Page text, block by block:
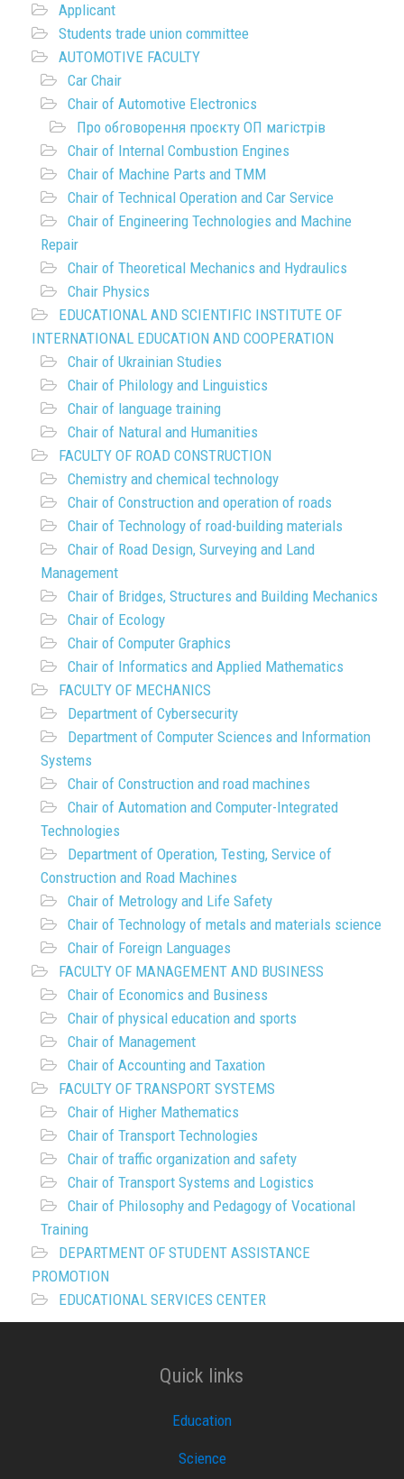
Applicant
Students trade union committee
AUTOMOTIVE FACULTY
Car Chair
Chair of Automotive Electronics
Про обговорення проєкту ОП магістрів
Chair of Internal Combustion Engines
Chair of Machine Parts and TMM
Chair of Technical Operation and Car Service
Chair of Engineering Technologies and Machine
Repair
Chair of Theoretical Mechanics and Hydraulics
Chair Physics
EDUCATIONAL AND SCIENTIFIC INSTITUTE OF
INTERNATIONAL EDUCATION AND COOPERATION
Chair of Ukrainian Studies
Chair of Philology and Linguistics
Chair of language training
Chair of Natural and Humanities
FACULTY OF ROAD CONSTRUCTION
Chemistry and chemical technology
Chair of Construction and operation of roads
Chair of Technology of road-building materials
Chair of Road Design, Surveying and Land
Management
Chair of Bridges, Structures and Building Mechanics
Chair of Ecology
Chair of Computer Graphics
Chair of Informatics and Applied Mathematics
FACULTY OF MECHANICS
Department of Cybersecurity
Department of Computer Sciences and Information
Systems
Chair of Construction and road machines
Chair of Automation and Computer-Integrated
Technologies
Department of Operation, Testing, Service of
Construction and Road Machines
Chair of Metrology and Life Safety
Chair of Technology of metals and materials science
Chair of Foreign Languages
FACULTY OF MANAGEMENT AND BUSINESS
Chair of Economics and Business
Chair of physical education and sports
Chair of Management
Chair of Accounting and Taxation
FACULTY OF TRANSPORT SYSTEMS
Chair of Higher Mathematics
Chair of Transport Technologies
Chair of traffic organization and safety
Chair of Transport Systems and Logistics
Chair of Philosophy and Pedagogy of Vocational
Training
DEPARTMENT OF STUDENT ASSISTANCE
PROMOTION
EDUCATIONAL SERVICES CENTER
Quick links
Education
Science